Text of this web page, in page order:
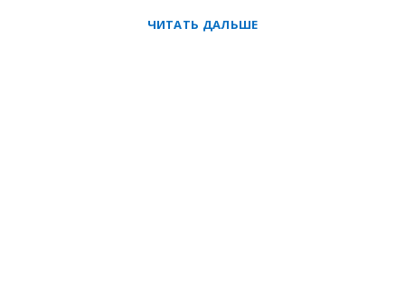
ЧИТАТЬ ДАЛЬШЕ